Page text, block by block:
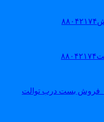
بست درب توالت